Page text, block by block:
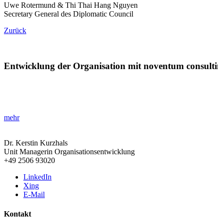
Uwe Rotermund & Thi Thai Hang Nguyen
Secretary General des Diplomatic Council
Zurück
Entwicklung der Organisation mit noventum
mehr
Dr. Kerstin Kurzhals
Unit Managerin Organisationsentwicklung
+49 2506 93020
LinkedIn
Xing
E-Mail
Kontakt